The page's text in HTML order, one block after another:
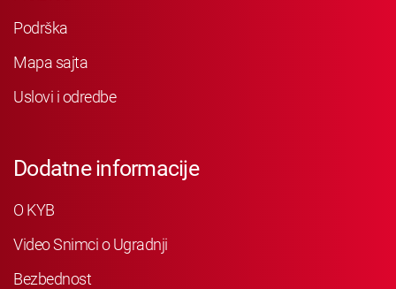
Podrška
Mapa sajta
Uslovi i odredbe
Dodatne informacije
O KYB
Video Snimci o Ugradnji
Bezbednost